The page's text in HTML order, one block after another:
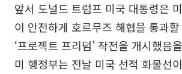
앞서 도널드 트럼프 미국 대통령은
이 안전하게 호르무즈 해협을 통과
‘프로젝트 프리덤’ 작전을 개시했음
미 행정부는 전날 미국 선적 화물선